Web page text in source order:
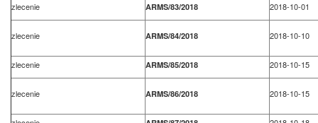
zlecenie
ARMS/83/2018 2018-10-01
zlecenie ARMS/84/2018 2018-10-10
zlecenie ARMS/85/2018 2018-10-15
zlecenie ARMS/86/2018 2018-10-15